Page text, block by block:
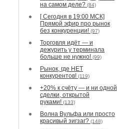
на самом деле? (84)
[ Сегодня в 19:00 МСК]
Прямой эфир про рынок
без конкуренции! (97)
Торговля идёт — и
дежурить у терминала
больше не нужно! (99)
Рынок, где НЕТ
конкурентов! (119)
+20% к счёту — и ни одной
сделки, открытой
руками! (133)
Волна Вульфа или просто
красивый зигзаг? (148)